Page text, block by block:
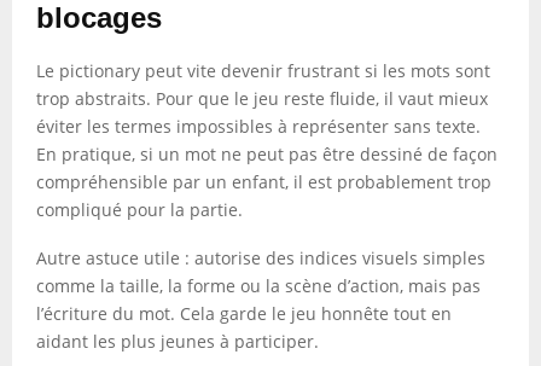
blocages
Le pictionary peut vite devenir frustrant si les mots sont
trop abstraits. Pour que le jeu reste fluide, il vaut mieux
éviter les termes impossibles à représenter sans texte.
En pratique, si un mot ne peut pas être dessiné de façon
compréhensible par un enfant, il est probablement trop
compliqué pour la partie.
Autre astuce utile : autorise des indices visuels simples
comme la taille, la forme ou la scène d’action, mais pas
l’écriture du mot. Cela garde le jeu honnête tout en
aidant les plus jeunes à participer.